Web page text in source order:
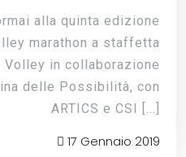
alla quinta edizione
marathon a staffetta
in collaborazione
delle Possibilità, con
ARTICS e CSI
[...]
17 Gennaio 2019